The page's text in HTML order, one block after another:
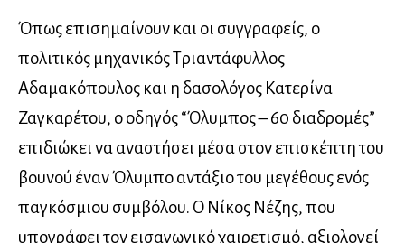
Όπως επισημαίνουν και οι συγγραφείς, ο
πολιτικός μηχανικός Τριαντάφυλλος
Αδαμακόπουλος και η δασολόγος Κατερίνα
Ζαγκαρέτου, ο οδηγός “Όλυμπος – 60 διαδρομές”
επιδιώκει να αναστήσει μέσα στον επισκέπτη του
βουνού έναν Όλυμπο αντάξιο του μεγέθους ενός
παγκόσμιου συμβόλου. Ο Νίκος Νέζης, που
υπογράφει τον εισαγωγικό χαιρετισμό, αξιολογεί